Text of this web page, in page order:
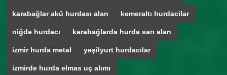
karabağlar akü hurdası alan kemeraltı hurdacilar
niğde hurdacı karabağlarda hurda sarı alan
izmir hurda metal yeşilyurt hurdacılar
izmirde hurda elmas uç alımı